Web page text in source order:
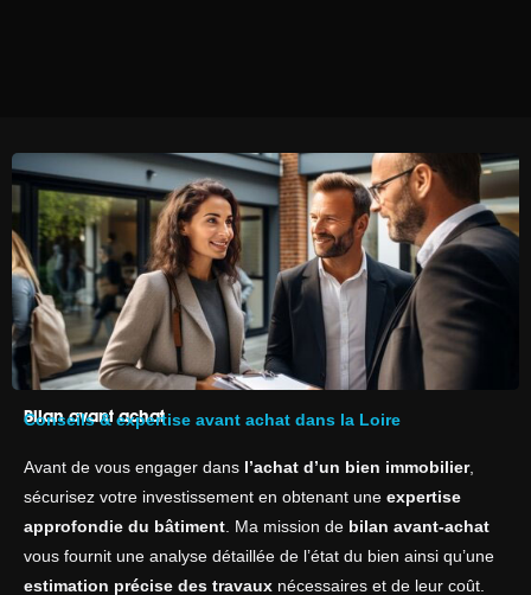
Bilan avant achat
Conseils & expertise avant achat dans la Loire
Avant de vous engager dans l’achat d’un bien immobilier,
sécurisez votre investissement en obtenant une expertise
approfondie du bâtiment . Ma mission de bilan avant-achat
vous fournit une analyse détaillée de l’état du bien ainsi qu’une
estimation précise des travaux nécessaires et de leur coût.